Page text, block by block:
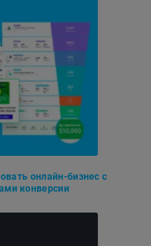
онлайн-бизнес с
конверсии